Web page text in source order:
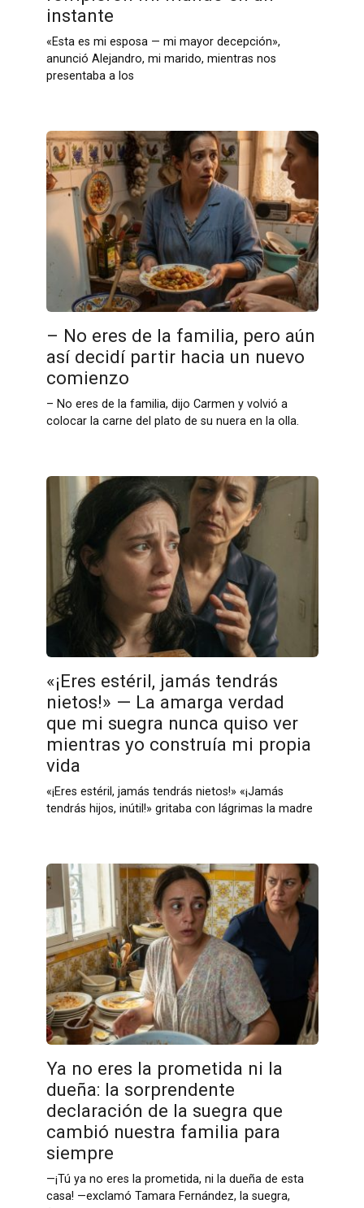
instante
«Esta es mi esposa — mi mayor decepción»,
anunció Alejandro, mi marido, mientras nos
presentaba a los
– No eres de la familia, pero aún
así decidí partir hacia un nuevo
comienzo
– No eres de la familia, dijo Carmen y volvió a
colocar la carne del plato de su nuera en la olla.
«¡Eres estéril, jamás tendrás
nietos!» — La amarga verdad
que mi suegra nunca quiso ver
mientras yo construía mi propia
vida
«¡Eres estéril, jamás tendrás nietos!» «¡Jamás
tendrás hijos, inútil!» gritaba con lágrimas la madre
Ya no eres la prometida ni la
dueña: la sorprendente
declaración de la suegra que
cambió nuestra familia para
siempre
—¡Tú ya no eres la prometida, ni la dueña de esta
casa! —exclamó Tamara Fernández, la suegra,